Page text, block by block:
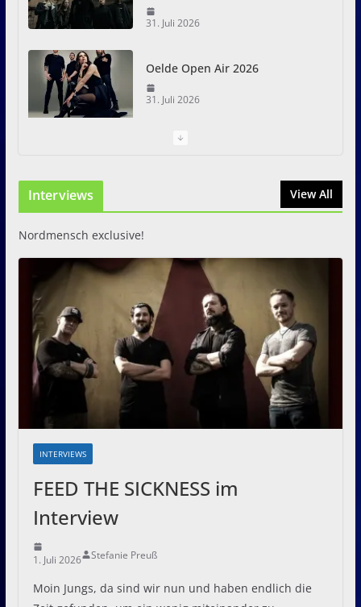
31. Juli 2026
Oelde Open Air 2026
31. Juli 2026
I Prevail – Violent Nature
Interviews View All
Nordmensch exclusive!
INTERVIEWS
FEED THE SICKNESS im
Interview
1. Juli 2026 Stefanie Preuß
Moin Jungs, da sind wir nun und haben endlich die